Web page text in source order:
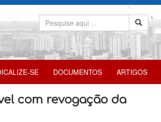
SE DOCUMENTOS ARTIGOS
com revogação da